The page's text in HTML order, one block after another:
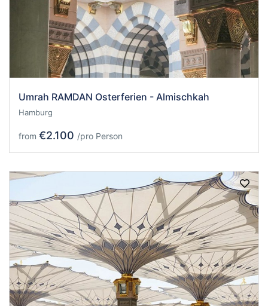
Umrah RAMDAN Osterferien - Almischkah
Hamburg
from €2.100 /pro Person